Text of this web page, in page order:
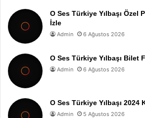
O Ses Türkiye Yılbaşı Özel
İzle
Admin 6 Ağustos 2026
O Ses Türkiye Yılbaşı Bilet
Admin 6 Ağustos 2026
O Ses Türkiye Yılbaşı 2024
Admin 5 Ağustos 2026